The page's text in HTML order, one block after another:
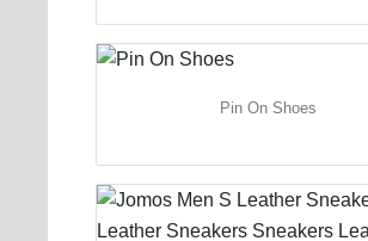
Pin On Shoes